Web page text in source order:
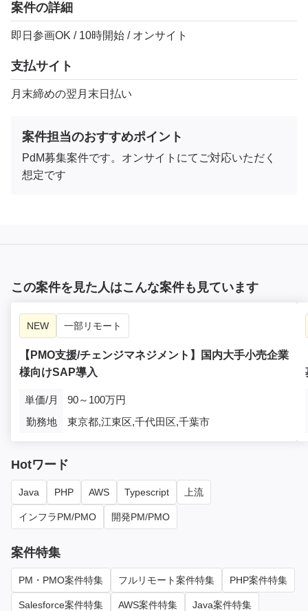
案件の詳細
即日参画OK / 10時開始 / オンサイト
支払サイト
月末締めの翌月末日払い
案件担当のおすすめポイント
PdM募集案件です。オンサイトにてご対応いただく
想定です
この案件を見た人はこんな案件も見ています
NEW 一部リモート
【PMO支援/チェンジマネジメント】国内大手小売企業
様向けSAP導入
単価/月
90～100万円
勤務地
東京都,江東区,千代田区,千葉市
Hotワード
Java PHP AWS Typescript 上流
インフラPM/PMO 開発PM/PMO
案件特集
PM・PMO案件特集 フルリモート案件特集 PHP案件特集
Salesforce案件特集 AWS案件特集 Java案件特集